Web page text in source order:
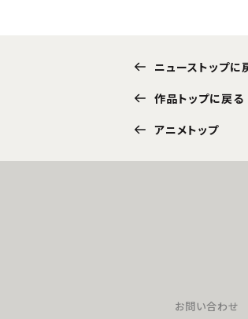
ニューストップに
作品トップに戻る
アニメトップ
お問い合わせ